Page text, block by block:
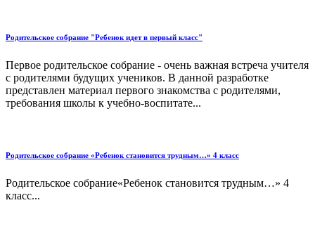
Родительское собрание "Ребенок идет в первый класс"
Первое родительское собрание - очень важная встреча учителя
с родителями будущих учеников. В данной разработке
представлен материал первого знакомства с родителями,
требования школы к учебно-воспитате...
Родительское собрание «Ребенок становится трудным…» 4 класс
Родительское собрание«Ребенок становится трудным…» 4
класс...